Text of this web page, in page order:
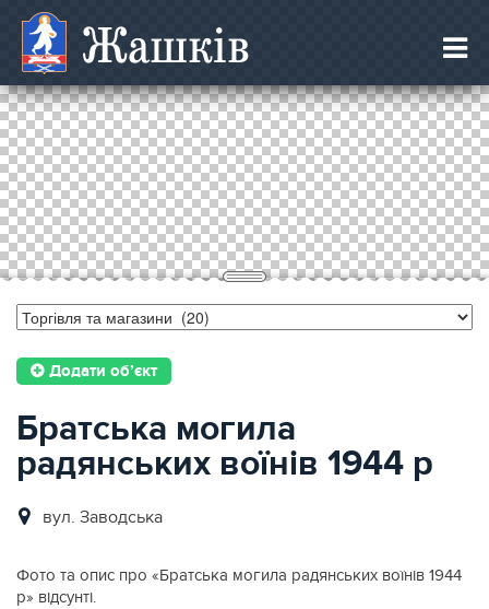
Жашків
Додати об’єкт
Братська могила
радянських воїнів 1944 р
вул. Заводська
Фото та опис про «Братська могила радянських воїнів 1944
р» відсунті.